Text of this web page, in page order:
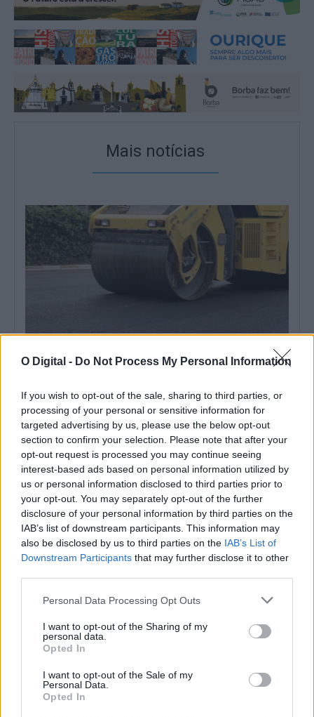
O Digital - Do Not Process My Personal Information
If you wish to opt-out of the sale, sharing to third parties, or
processing of your personal or sensitive information for
targeted advertising by us, please use the below opt-out
section to confirm your selection. Please note that after your
opt-out request is processed you may continue seeing
interest-based ads based on personal information utilized by
us or personal information disclosed to third parties prior to
your opt-out. You may separately opt-out of the further
disclosure of your personal information by third parties on the
IAB’s list of downstream participants. This information may
also be disclosed by us to third parties on the IAB’s List of
Downstream Participants that may further disclose it to other
Personal Data Processing Opt Outs
I want to opt-out of the Sharing of my
personal data.
Opted In
I want to opt-out of the Sale of my
Personal Data.
Opted In
Mais notícias
Serpa: IP lança concurso de 650m€ para projeto de reabilitação
do IP8/EN260 entre Vila Nova de São Bento e Ficalho
A Infraestruturas de Portugal (IP) abriu um concurso público para
contratar o projeto de...
5 Agosto, 2026 - 18:32
Feira Agropecuária Transfronteiriça regressa a Vale de Poço
em setembro
A Feira Agropecuária Transfronteiriça de Vale de Poço regressa
entre os dias 11 e...
4 Agosto, 2026 - 11:28